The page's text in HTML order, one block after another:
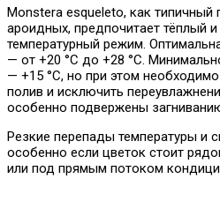
Monstera esqueleto, как типичный
ароидных, предпочитает тёплый
температурный режим.
— от +20 °C до +28 °C.
— +15 °C, но при этом
полив и исключить
особенно подвержены
Резкие перепады температуры и
особенно если цветок стоит
или под прямым потоком